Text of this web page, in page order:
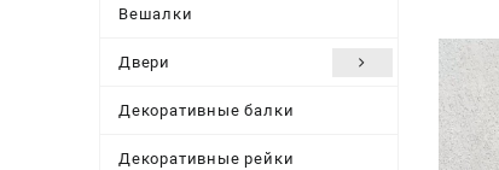
Вешалки
Двери
Декоративные балки
Декоративные рейки